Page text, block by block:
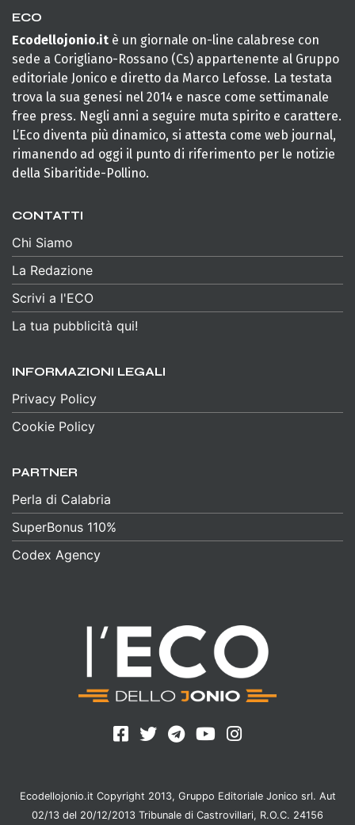
ECO
Ecodellojonio.it è un giornale on-line calabrese con
sede a Corigliano-Rossano (Cs) appartenente al Gruppo
editoriale Jonico e diretto da Marco Lefosse. La testata
trova la sua genesi nel 2014 e nasce come settimanale
free press. Negli anni a seguire muta spirito e carattere.
L’Eco diventa più dinamico, si attesta come web journal,
rimanendo ad oggi il punto di riferimento per le notizie
della Sibaritide-Pollino.
CONTATTI
Chi Siamo
La Redazione
Scrivi a l'ECO
La tua pubblicità qui!
INFORMAZIONI LEGALI
Privacy Policy
Cookie Policy
PARTNER
Perla di Calabria
SuperBonus 110%
Codex Agency
Ecodellojonio.it Copyright 2013, Gruppo Editoriale Jonico srl. Aut
02/13 del 20/12/2013 Tribunale di Castrovillari, R.O.C. 24156